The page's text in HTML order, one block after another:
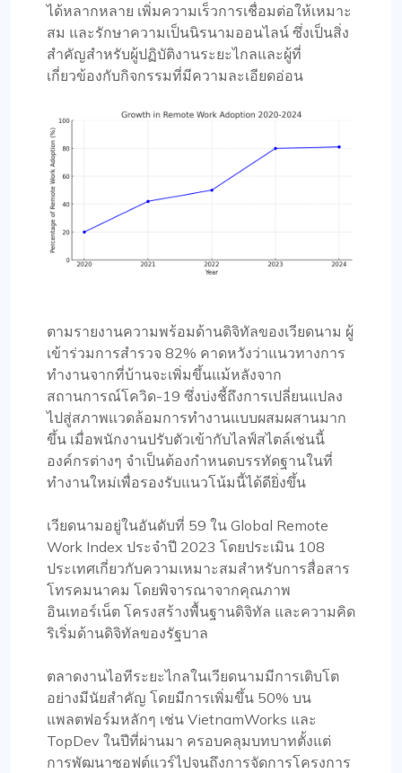
ได้หลากหลาย เพิ่มความเร็วการเชื่อมต่อให้เหมาะ
สม และรักษาความเป็นนิรนามออนไลน์ ซึ่งเป็นสิ่ง
สำคัญสำหรับผู้ปฏิบัติงานระยะไกลและผู้ที่
เกี่ยวข้องกับกิจกรรมที่มีความละเอียดอ่อน
ตามรายงานความพร้อมด้านดิจิทัลของเวียดนาม ผู้
เข้าร่วมการสำรวจ 82% คาดหวังว่าแนวทางการ
ทำงานจากที่บ้านจะเพิ่มขึ้นแม้หลังจาก
สถานการณ์โควิด-19 ซึ่งบ่งชี้ถึงการเปลี่ยนแปลง
ไปสู่สภาพแวดล้อมการทำงานแบบผสมผสานมาก
ขึ้น เมื่อพนักงานปรับตัวเข้ากับไลฟ์สไตล์เช่นนี้
องค์กรต่างๆ จำเป็นต้องกำหนดบรรทัดฐานในที่
ทำงานใหม่เพื่อรองรับแนวโน้มนี้ได้ดียิ่งขึ้น
เวียดนามอยู่ในอันดับที่ 59 ใน Global Remote
Work Index ประจำปี 2023 โดยประเมิน 108
ประเทศเกี่ยวกับความเหมาะสมสำหรับการสื่อสาร
โทรคมนาคม โดยพิจารณาจากคุณภาพ
อินเทอร์เน็ต โครงสร้างพื้นฐานดิจิทัล และความคิด
ริเริ่มด้านดิจิทัลของรัฐบาล
ตลาดงานไอทีระยะไกลในเวียดนามมีการเติบโต
อย่างมีนัยสำคัญ โดยมีการเพิ่มขึ้น 50% บน
แพลตฟอร์มหลักๆ เช่น VietnamWorks และ
TopDev ในปีที่ผ่านมา ครอบคลุมบทบาทตั้งแต่
การพัฒนาซอฟต์แวร์ไปจนถึงการจัดการโครงการ